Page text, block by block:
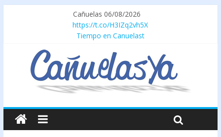
Cañuelas 06/08/2026
https://t.co/H3IZq2vh5X
Tiempo en Canuelast